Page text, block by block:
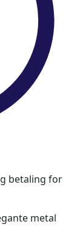
betaling for
metal